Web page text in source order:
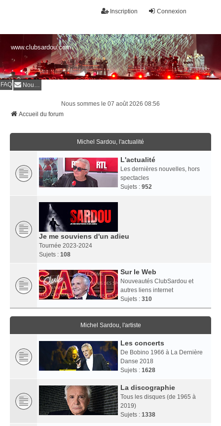
Connexion
Inscription
www.clubsardou.com
FAQ Nous contacter
Nous sommes le 07 août 2026 08:56
Accueil du forum
Michel Sardou, l'actualité
L'actualité
Les dernières nouvelles, hors
spectacles
Sujets : 952
Je me souviens d'un adieu
Tournée 2023-2024
Sujets : 108
Sur le Web
Nouveautés ClubSardou et
autres liens internet
Sujets : 310
Michel Sardou, l'artiste
Les concerts
De Bobino 1966 à La Dernière
Danse 2018
Sujets : 1628
La discographie
Tous les disques (de 1965 à
2019)
Sujets : 1338